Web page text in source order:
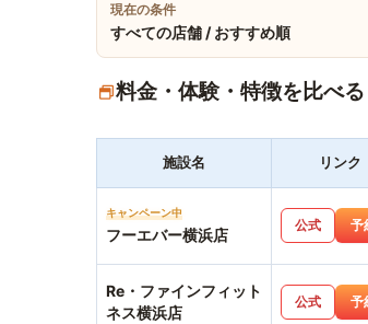
現在の条件
すべての店舗 / おすすめ順
料金・体験・特徴を比べる
施設名 リンク
キャンペーン中
フーエバー横浜店
公式 予
Re・ファインフィット
ネス横浜店
公式 予